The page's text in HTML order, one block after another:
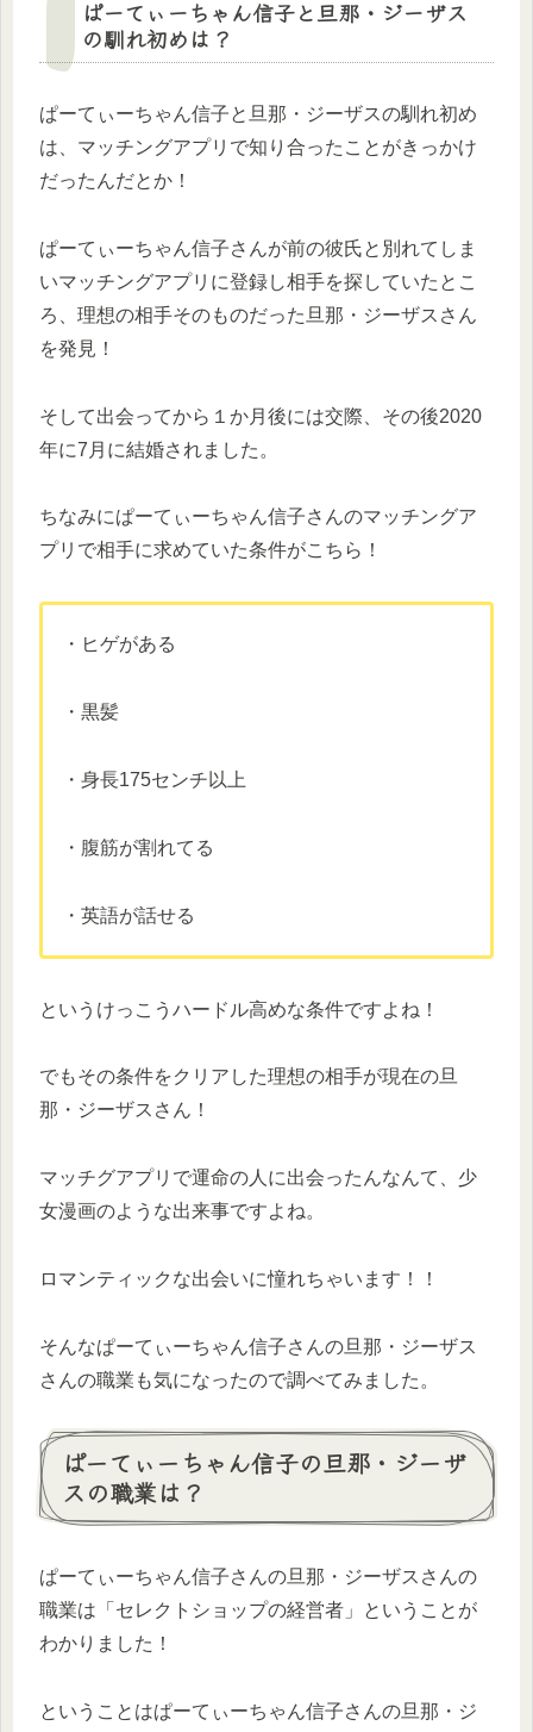
ぱーてぃーちゃん信子と旦那・ジーザス
の馴れ初めは？
ぱーてぃーちゃん信子と旦那・ジーザスの馴れ初め
は、マッチングアプリで知り合ったことがきっかけ
だったんだとか！
ぱーてぃーちゃん信子さんが前の彼氏と別れてしま
いマッチングアプリに登録し相手を探していたとこ
ろ、理想の相手そのものだった旦那・ジーザスさん
を発見！
そして出会ってから１か月後には交際、その後2020
年に7月に結婚されました。
ちなみにぱーてぃーちゃん信子さんのマッチングア
プリで相手に求めていた条件がこちら！
・ヒゲがある
・黒髪
・身長175センチ以上
・腹筋が割れてる
・英語が話せる
というけっこうハードル高めな条件ですよね！
でもその条件をクリアした理想の相手が現在の旦
那・ジーザスさん！
マッチグアプリで運命の人に出会ったんなんて、少
女漫画のような出来事ですよね。
ロマンティックな出会いに憧れちゃいます！！
そんなぱーてぃーちゃん信子さんの旦那・ジーザス
さんの職業も気になったので調べてみました。
ぱーてぃーちゃん信子の旦那・ジーザ
スの職業は？
ぱーてぃーちゃん信子さんの旦那・ジーザスさんの
職業は「セレクトショップの経営者」ということが
わかりました！
ということはぱーてぃーちゃん信子さんの旦那・ジ